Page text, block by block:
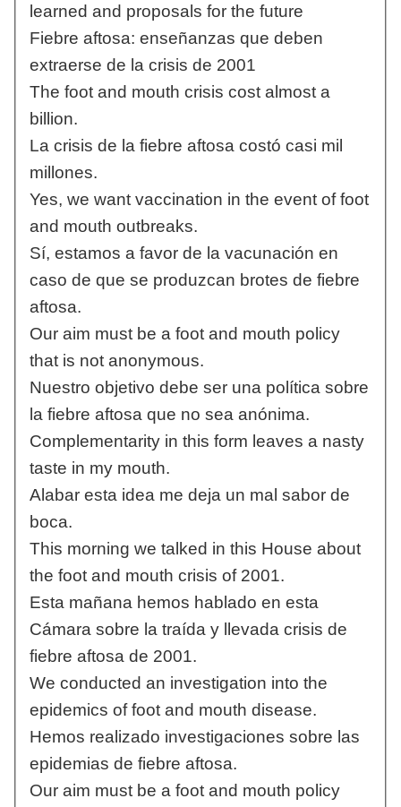
learned and proposals for the future
Fiebre aftosa: enseñanzas que deben
extraerse de la crisis de 2001
The foot and mouth crisis cost almost a
billion.
La crisis de la fiebre aftosa costó casi mil
millones.
Yes, we want vaccination in the event of foot
and mouth outbreaks.
Sí, estamos a favor de la vacunación en
caso de que se produzcan brotes de fiebre
aftosa.
Our aim must be a foot and mouth policy
that is not anonymous.
Nuestro objetivo debe ser una política sobre
la fiebre aftosa que no sea anónima.
Complementarity in this form leaves a nasty
taste in my mouth.
Alabar esta idea me deja un mal sabor de
boca.
This morning we talked in this House about
the foot and mouth crisis of 2001.
Esta mañana hemos hablado en esta
Cámara sobre la traída y llevada crisis de
fiebre aftosa de 2001.
We conducted an investigation into the
epidemics of foot and mouth disease.
Hemos realizado investigaciones sobre las
epidemias de fiebre aftosa.
Our aim must be a foot and mouth policy